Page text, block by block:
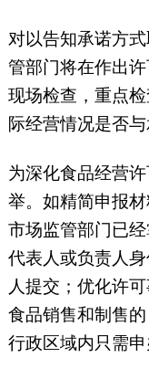
对以告知承诺方
管部门将在作出
现场检查，重点
际经营情况是否
为深化食品经营
举。如精简申报
市场监管部门已
代表人或负责人
人提交；优化许
食品销售和制售
行政区域内只需申